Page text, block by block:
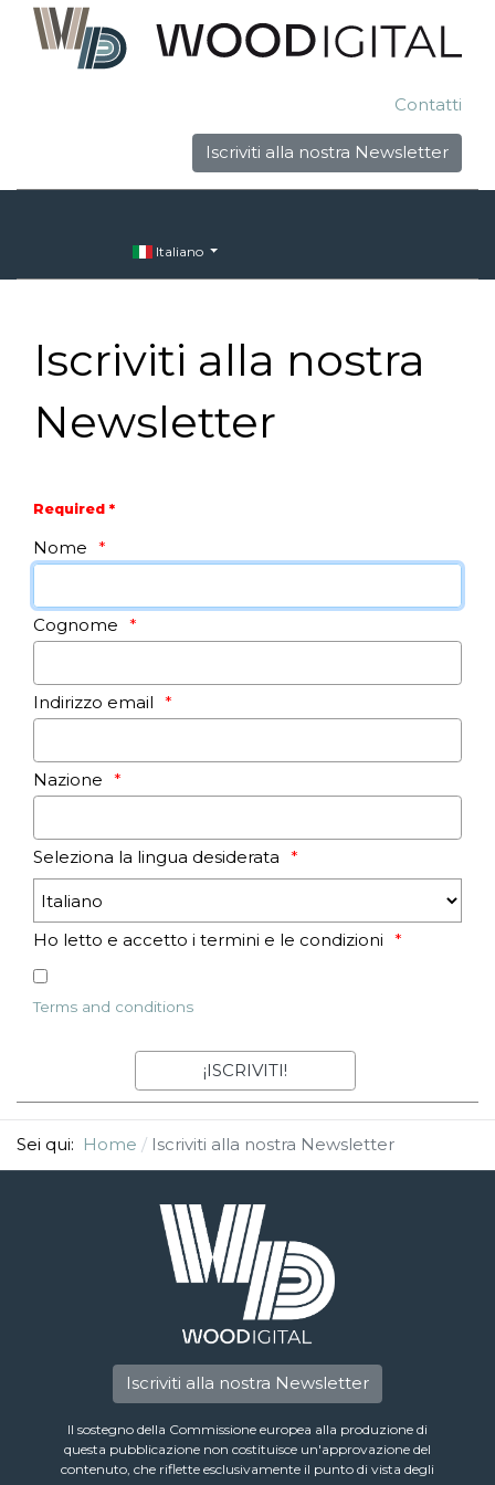
Contatti
Iscriviti alla nostra Newsletter
Italiano
Iscriviti alla nostra
Newsletter
Required *
Nome
Cognome
Indirizzo email
Nazione
Seleziona la lingua desiderata
Ho letto e accetto i termini e le condizioni
Terms and conditions
Sei qui: Home Iscriviti alla nostra Newsletter
Iscriviti alla nostra Newsletter
Il sostegno della Commissione europea alla produzione di
questa pubblicazione non costituisce un'approvazione del
contenuto, che riflette esclusivamente il punto di vista degli